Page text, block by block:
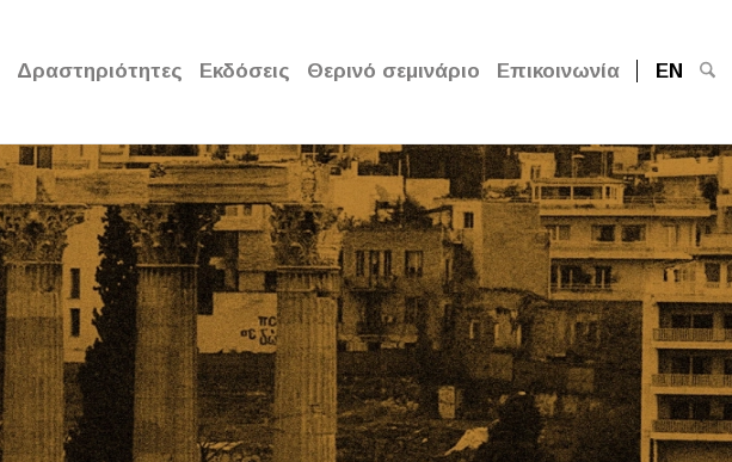
Δραστηριότητες Εκδόσεις Θερινό σεμινάριο Επικοινωνία EN